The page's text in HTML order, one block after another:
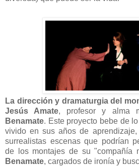
La dirección y dramaturgia del
Jesús Amate, profesor y alma
Benamate. Este proyecto bebe de
vivido en sus años de
surrealistas escenas que podrían
de los montajes de su "compañía
Benamate, cargados de ironía y